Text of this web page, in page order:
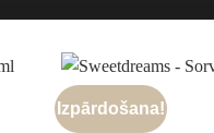
Izpārdošana!